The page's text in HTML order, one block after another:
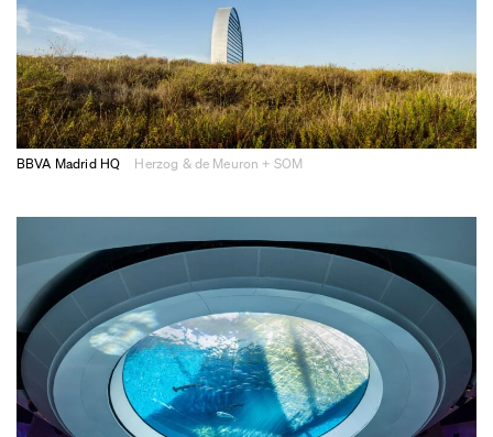
BBVA Madrid HQ Herzog & de Meuron + SOM